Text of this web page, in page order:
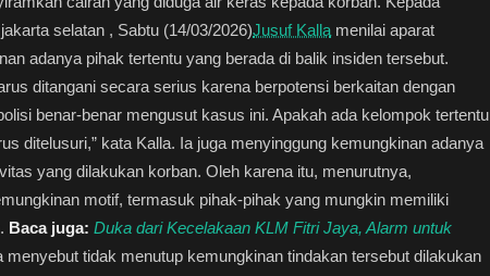
selatan , Sabtu (14/03/2026)Jusuf Kalla menilai aparat
adanya pihak tertentu yang berada di balik insiden tersebut.
ditangani secara serius karena berpotensi berkaitan dengan
benar-benar mengusut kasus ini. Apakah ada kelompok tertentu
ditelusuri,” kata Kalla. Ia juga menyinggung kemungkinan adanya
yang dilakukan korban. Oleh karena itu, menurutnya,
motif, termasuk pihak-pihak yang mungkin memiliki
Baca juga: Duka dari Kecelakaan KLM Fitri Jaya, Alarm untuk
menyebut tidak menutup kemungkinan tindakan tersebut dilakukan